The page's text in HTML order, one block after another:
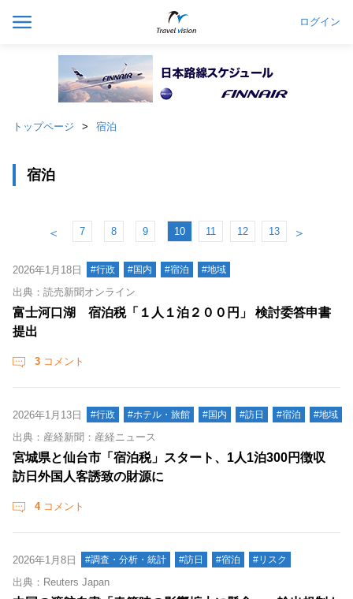
ログイン
トップページ 宿泊
宿泊
＜ 7 8 9 10 11 12 13 ＞
2026年1月18日 #行政 #国内 #宿泊 #地域
出典：読売新聞オンライン
富士河口湖 宿泊税「１人１泊２００円」 検討委答申書
提出
3 コメント
2026年1月13日 #行政 #ホテル・旅館 #国内 #訪日 #宿泊 #地域
出典：産経新聞：産経ニュース
宮城県と仙台市「宿泊税」スタート、1人1泊300円徴収
訪日外国人客誘致の財源に
4コメント
2026年1月8日 #調査・分析・統計 #訪日 #宿泊 #リスク
出典：Reuters Japan